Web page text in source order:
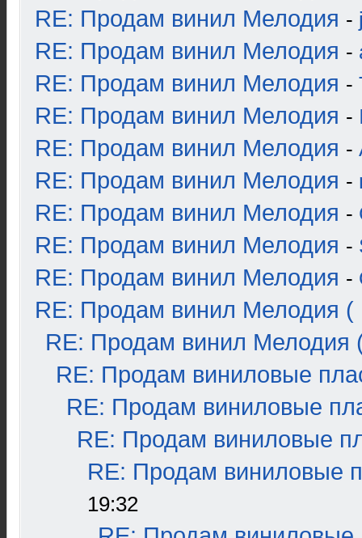
RE: Продам винил Мелодия -
RE: Продам винил Мелодия -
RE: Продам винил Мелодия -
RE: Продам винил Мелодия -
RE: Продам винил Мелодия -
RE: Продам винил Мелодия -
RE: Продам винил Мелодия -
RE: Продам винил Мелодия -
RE: Продам винил Мелодия -
RE: Продам винил Мелодия (
RE: Продам винил Мелодия
RE: Продам виниловые
RE: Продам виниловые
RE: Продам виниловые
RE: Продам виниловые
19:32